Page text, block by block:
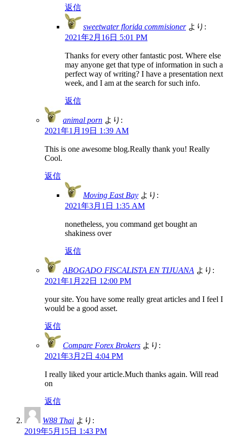
返信
sweetwater florida commisioner より:
2021年2月16日 5:01 PM
Thanks for every other fantastic post. Where else
may anyone get that type of information in such a
perfect way of writing? I have a presentation next
week, and I am at the search for such info.
返信
animal porn より:
2021年1月19日 1:39 AM
This is one awesome blog.Really thank you! Really
Cool.
返信
Moving East Bay より:
2021年3月1日 1:35 AM
nonetheless, you command get bought an
shakiness over
返信
ABOGADO FISCALISTA EN TIJUANA より:
2021年1月22日 12:00 PM
your site. You have some really great articles and I feel I
would be a good asset.
返信
Compare Forex Brokers より:
2021年3月2日 4:04 PM
I really liked your article.Much thanks again. Will read
on
返信
W88 Thai より:
2019年5月15日 1:43 PM